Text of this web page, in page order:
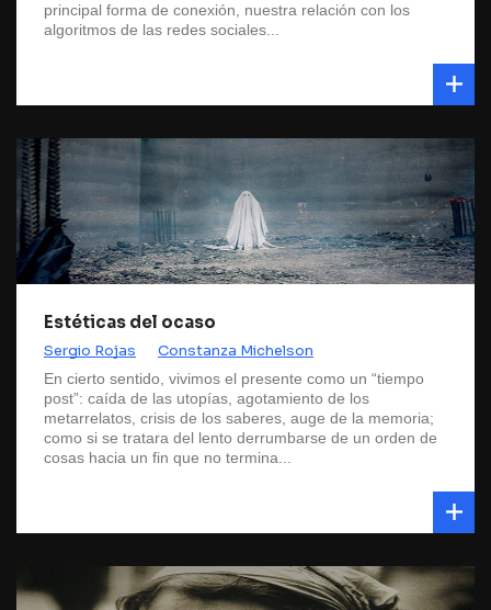
principal forma de conexión, nuestra relación con los
algoritmos de las redes sociales...
Estéticas del ocaso
Sergio Rojas Constanza Michelson
En cierto sentido, vivimos el presente como un “tiempo
post”: caída de las utopías, agotamiento de los
metarrelatos, crisis de los saberes, auge de la memoria;
como si se tratara del lento derrumbarse de un orden de
cosas hacia un fin que no termina...